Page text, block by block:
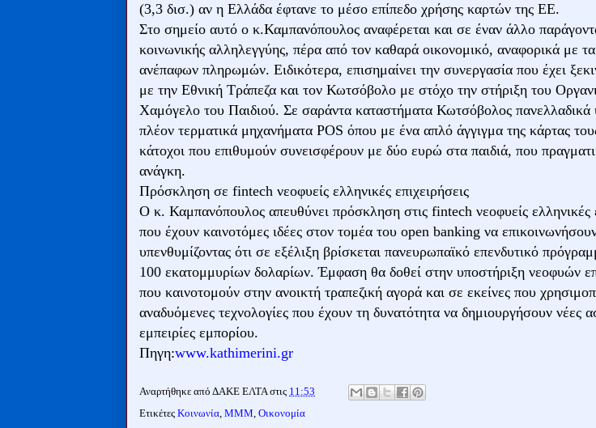
(3,3 δισ.) αν η Ελλάδα έφτανε το μέσο επίπεδο χρήσης καρτών της ΕΕ.
Στο σημείο αυτό ο κ.Καμπανόπουλος αναφέρεται και σε έναν άλλο
κοινωνικής αλληλεγγύης, πέρα από τον καθαρά οικονομικό, αναφορικά με
ανέπαφων πληρωμών. Ειδικότερα, επισημαίνει την συνεργασία που έχει
με την Εθνική Τράπεζα και τον Κωτσόβολο με στόχο την στήριξη του
Χαμόγελο του Παιδιού. Σε σαράντα καταστήματα Κωτσόβολος πανελλαδικά
πλέον τερματικά μηχανήματα POS όπου με ένα απλό άγγιγμα της κάρτας
κάτοχοι που επιθυμούν συνεισφέρουν με δύο ευρώ στα παιδιά, που
ανάγκη.
Πρόσκληση σε fintech νεοφυείς ελληνικές επιχειρήσεις
Ο κ. Καμπανόπουλος απευθύνει πρόσκληση στις fintech νεοφυείς ελληνικές
που έχουν καινοτόμες ιδέες στον τομέα του open banking να
υπενθυμίζοντας ότι σε εξέλιξη βρίσκεται πανευρωπαϊκό επενδυτικό
100 εκατομμυρίων δολαρίων. Έμφαση θα δοθεί στην υποστήριξη νεοφυών
που καινοτομούν στην ανοικτή τραπεζική αγορά και σε εκείνες που
αναδυόμενες τεχνολογίες που έχουν τη δυνατότητα να δημιουργήσουν νέες
εμπειρίες εμπορίου.
Πηγη:www.kathimerini.gr
Αναρτήθηκε από ΔΑΚΕ ΕΛΤΑ στις 11:53
Ετικέτες Κοινωνία, ΜΜΜ, Οικονομία